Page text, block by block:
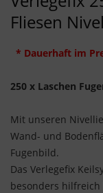
Fliesen
* Dauerhaft im
250 x Laschen
Mit unseren
Wand- und
Fugenbild.
Das Verlegefix
besonders